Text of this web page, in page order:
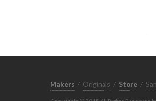
Makers / Originals / Store /